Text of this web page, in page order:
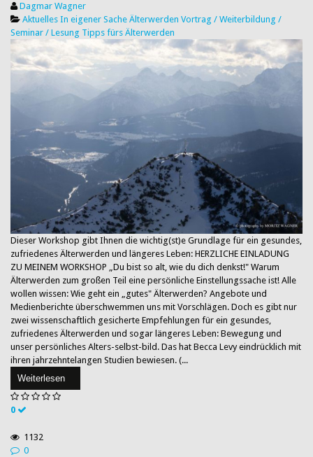
Dagmar Wagner
Aktuelles In eigener Sache Älterwerden Vortrag / Weiterbildung /
Seminar / Lesung Tipps fürs Älterwerden
Dieser Workshop gibt Ihnen die wichtig(st)e Grundlage für ein gesundes,
zufriedenes Älterwerden und längeres Leben: HERZLICHE EINLADUNG
ZU MEINEM WORKSHOP „Du bist so alt, wie du dich denkst!" Warum
Älterwerden zum großen Teil eine persönliche Einstellungssache ist! Alle
wollen wissen: Wie geht ein „gutes" Älterwerden? Angebote und
Medienberichte überschwemmen uns mit Vorschlägen. Doch es gibt nur
zwei wissenschaftlich gesicherte Empfehlungen für ein gesundes,
zufriedenes Älterwerden und sogar längeres Leben: Bewegung und
unser persönliches Alters-selbst-bild. Das hat Becca Levy eindrücklich mit
ihren jahrzehntelangen Studien bewiesen. (...
Weiterlesen
0
1132
0